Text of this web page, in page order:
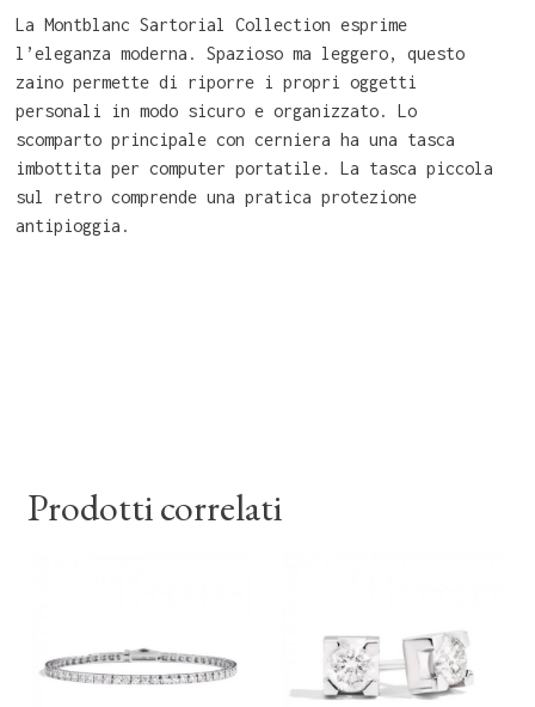
La Montblanc Sartorial Collection esprime
l’eleganza moderna. Spazioso ma leggero, questo
zaino permette di riporre i propri oggetti
personali in modo sicuro e organizzato. Lo
scomparto principale con cerniera ha una tasca
imbottita per computer portatile. La tasca piccola
sul retro comprende una pratica protezione
antipioggia.
Prodotti correlati